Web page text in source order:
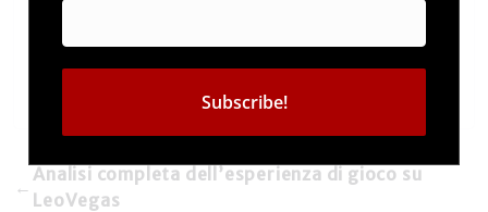
←
Analisi completa dell’esperienza di gioco su
LeoVegas